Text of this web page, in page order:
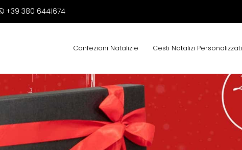
+39 380 6441674
Confezioni Natalizie Cesti Natalizi Personalizzati